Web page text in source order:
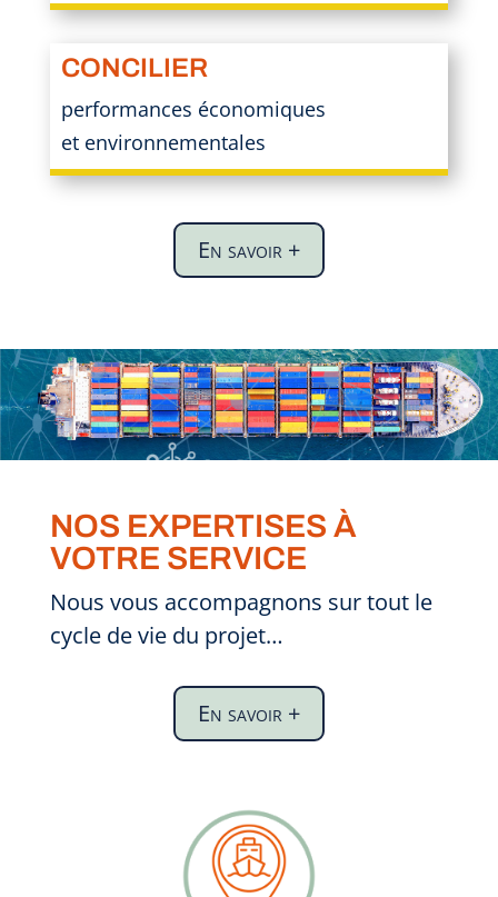
CONCILIER
performances économiques
et environnementales
En savoir +
NOS EXPERTISES À
VOTRE SERVICE
Nous vous accompagnons sur tout le
cycle de vie du projet…
En savoir +